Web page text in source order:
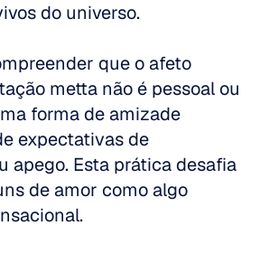
do universo.
que o afeto
metta não é pessoal ou
forma de amizade
expectativas de
apego. Esta prática desafia
de amor como algo